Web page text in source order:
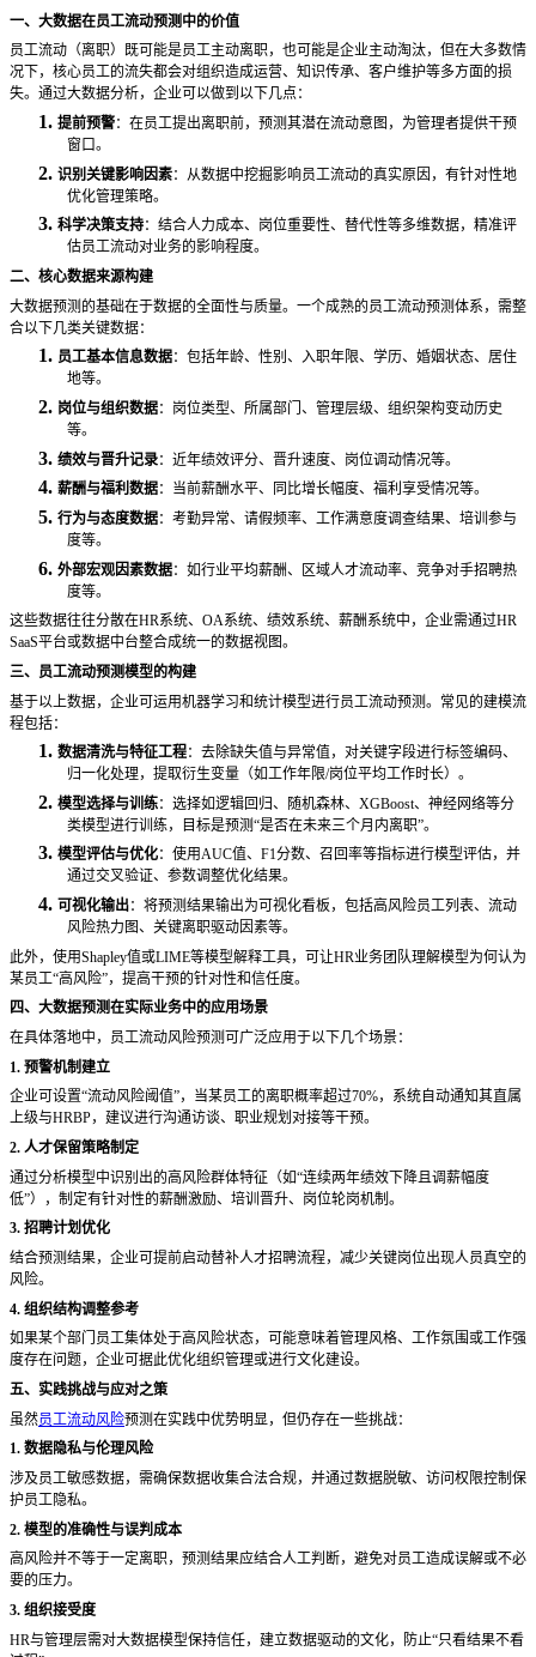
一、大数据在员工流动预测中的价值
员工流动（离职）既可能是员工主动离职，也可能是企业主动淘汰，但在大多数情
况下，核心员工的流失都会对组织造成运营、知识传承、客户维护等多方面的损
失。通过大数据分析，企业可以做到以下几点：
1. 提前预警：在员工提出离职前，预测其潜在流动意图，为管理者提供干预
窗口。
2. 识别关键影响因素：从数据中挖掘影响员工流动的真实原因，有针对性地
优化管理策略。
3. 科学决策支持：结合人力成本、岗位重要性、替代性等多维数据，精准评
估员工流动对业务的影响程度。
二、核心数据来源构建
大数据预测的基础在于数据的全面性与质量。一个成熟的员工流动预测体系，需整
合以下几类关键数据：
1. 员工基本信息数据：包括年龄、性别、入职年限、学历、婚姻状态、居住
地等。
2. 岗位与组织数据：岗位类型、所属部门、管理层级、组织架构变动历史
等。
3. 绩效与晋升记录：近年绩效评分、晋升速度、岗位调动情况等。
4. 薪酬与福利数据：当前薪酬水平、同比增长幅度、福利享受情况等。
5. 行为与态度数据：考勤异常、请假频率、工作满意度调查结果、培训参与
度等。
6. 外部宏观因素数据：如行业平均薪酬、区域人才流动率、竞争对手招聘热
度等。
这些数据往往分散在HR系统、OA系统、绩效系统、薪酬系统中，企业需通过HR
SaaS平台或数据中台整合成统一的数据视图。
三、员工流动预测模型的构建
基于以上数据，企业可运用机器学习和统计模型进行员工流动预测。常见的建模流
程包括：
1. 数据清洗与特征工程：去除缺失值与异常值，对关键字段进行标签编码、
归一化处理，提取衍生变量（如工作年限/岗位平均工作时长）。
2. 模型选择与训练：选择如逻辑回归、随机森林、 XGBoost、神经网络等分
类模型进行训练，目标是预测“是否在未来三个月内离职”。
3. 模型评估与优化：使用AUC值、F1分数、召回率等指标进行模型评估，并
通过交叉验证、参数调整优化结果。
4. 可视化输出：将预测结果输出为可视化看板，包括高风险员工列表、流动
风险热力图、关键离职驱动因素等。
此外，使用Shapley值或LIME等模型解释工具，可让HR业务团队理解模型为何认为
某员工“高风险”，提高干预的针对性和信任度。
四、大数据预测在实际业务中的应用场景
在具体落地中，员工流动风险预测可广泛应用于以下几个场景：
1. 预警机制建立
企业可设置“流动风险阈值”，当某员工的离职概率超过70%，系统自动通知其直属
上级与HRBP，建议进行沟通访谈、职业规划对接等干预。
2. 人才保留策略制定
通过分析模型中识别出的高风险群体特征（如“连续两年绩效下降且调薪幅度
低”），制定有针对性的薪酬激励、培训晋升、岗位轮岗机制。
3. 招聘计划优化
结合预测结果，企业可提前启动替补人才招聘流程，减少关键岗位出现人员真空的
风险。
4. 组织结构调整参考
如果某个部门员工集体处于高风险状态，可能意味着管理风格、工作氛围或工作强
度存在问题，企业可据此优化组织管理或进行文化建设。
五、实践挑战与应对之策
虽然员工流动风险预测在实践中优势明显，但仍存在一些挑战：
1. 数据隐私与伦理风险
涉及员工敏感数据，需确保数据收集合法合规，并通过数据脱敏、访问权限控制保
护员工隐私。
2. 模型的准确性与误判成本
高风险并不等于一定离职，预测结果应结合人工判断，避免对员工造成误解或不必
要的压力。
3. 组织接受度
HR与管理层需对大数据模型保持信任，建立数据驱动的文化，防止“只看结果不看